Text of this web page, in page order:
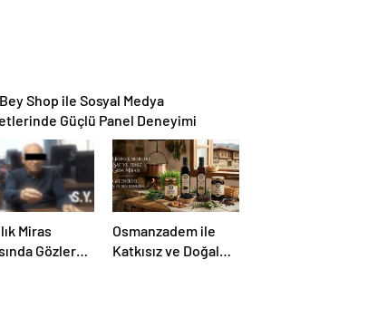
Shop ile Sosyal Medya
Güçlü Panel Deneyimi
Miras
Gözler
Osmanzadem ile
Katkısız ve Doğal